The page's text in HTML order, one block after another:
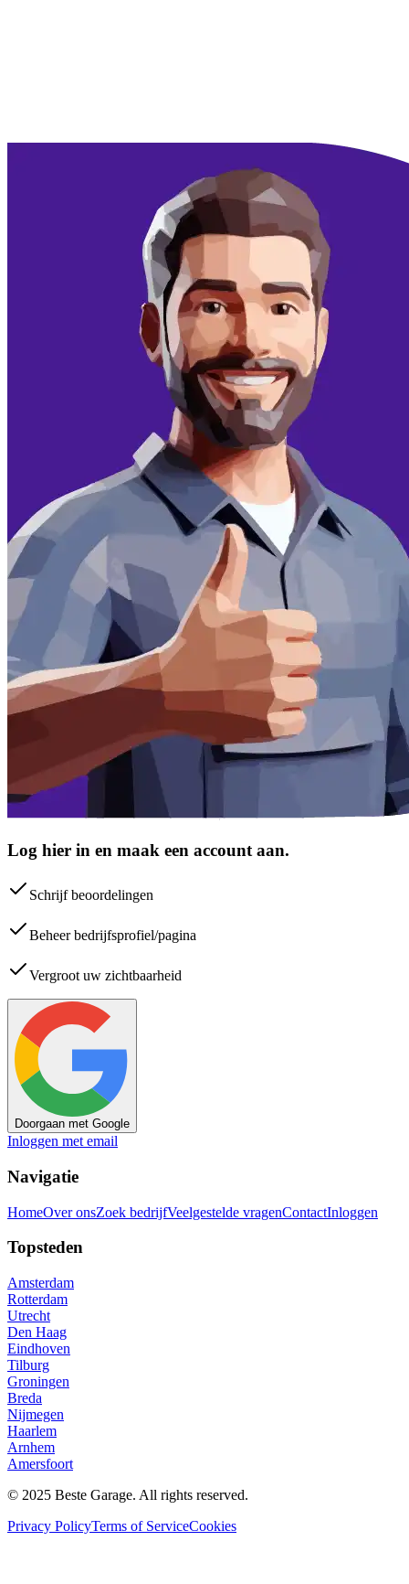
Log hier in en maak een account aan.
Schrijf beoordelingen
Beheer bedrijfsprofiel/pagina
Vergroot uw zichtbaarheid
Doorgaan met Google
Inloggen met email
Navigatie
HomeOver onsZoek bedrijfVeelgestelde vragenContactInloggen
Topsteden
Amsterdam
Rotterdam
Utrecht
Den Haag
Eindhoven
Tilburg
Groningen
Breda
Nijmegen
Haarlem
Arnhem
Amersfoort
© 2025 Beste Garage. All rights reserved.
Privacy PolicyTerms of ServiceCookies